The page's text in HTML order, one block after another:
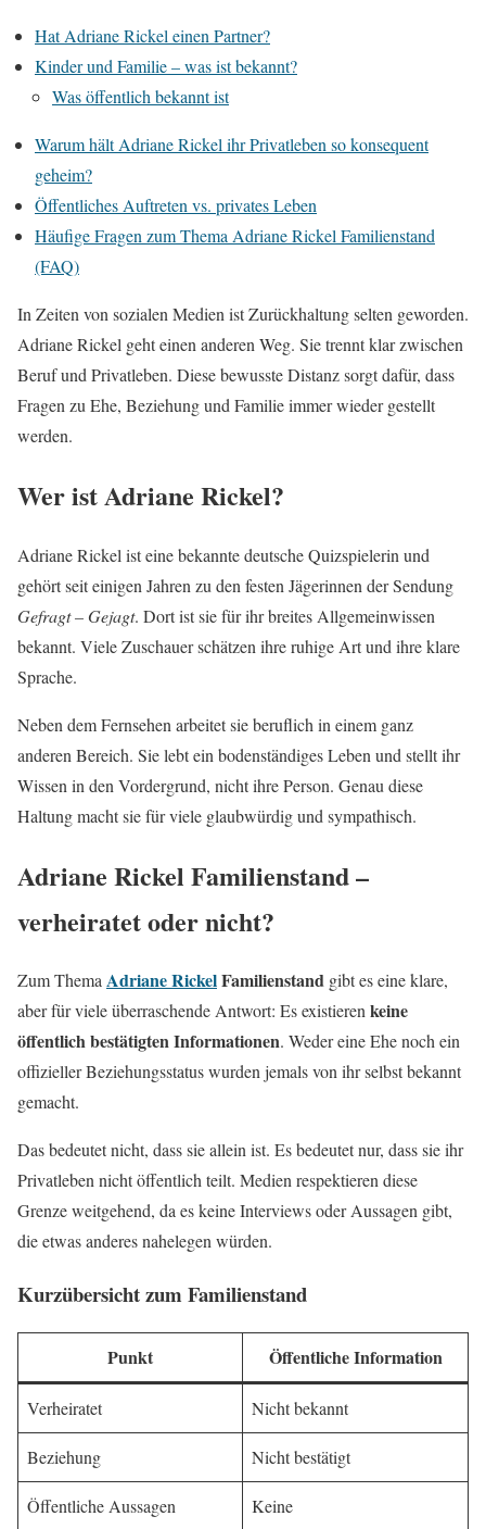
Hat Adriane Rickel einen Partner?
Kinder und Familie – was ist bekannt?
Was öffentlich bekannt ist
Warum hält Adriane Rickel ihr Privatleben so konsequent
geheim?
Öffentliches Auftreten vs. privates Leben
Häufige Fragen zum Thema Adriane Rickel Familienstand
(FAQ)
In Zeiten von sozialen Medien ist Zurückhaltung selten geworden.
Adriane Rickel geht einen anderen Weg. Sie trennt klar zwischen
Beruf und Privatleben. Diese bewusste Distanz sorgt dafür, dass
Fragen zu Ehe, Beziehung und Familie immer wieder gestellt
werden.
Wer ist Adriane Rickel?
Adriane Rickel ist eine bekannte deutsche Quizspielerin und
gehört seit einigen Jahren zu den festen Jägerinnen der Sendung
Gefragt – Gejagt. Dort ist sie für ihr breites Allgemeinwissen
bekannt. Viele Zuschauer schätzen ihre ruhige Art und ihre klare
Sprache.
Neben dem Fernsehen arbeitet sie beruflich in einem ganz
anderen Bereich. Sie lebt ein bodenständiges Leben und stellt ihr
Wissen in den Vordergrund, nicht ihre Person. Genau diese
Haltung macht sie für viele glaubwürdig und sympathisch.
Adriane Rickel Familienstand –
verheiratet oder nicht?
Zum ThemaAdriane RickelFamilienstand gibt es eine klare,
aber für viele überraschende Antwort: Es existierenkeine
öffentlich bestätigten Informationen. Weder eine Ehe noch ein
offizieller Beziehungsstatus wurden jemals von ihr selbst bekannt
gemacht.
Das bedeutet nicht, dass sie allein ist. Es bedeutet nur, dass sie ihr
Privatleben nicht öffentlich teilt. Medien respektieren diese
Grenze weitgehend, da es keine Interviews oder Aussagen gibt,
die etwas anderes nahelegen würden.
Kurzübersicht zum Familienstand
Punkt Öffentliche Information
Verheiratet Nicht bekannt
Beziehung Nicht bestätigt
Öffentliche Aussagen Keine